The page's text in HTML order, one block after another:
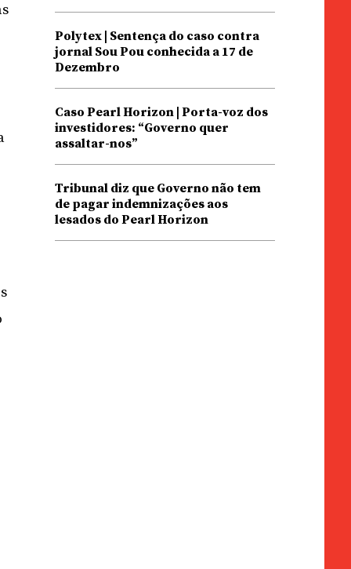
Polytex | Sentença do caso contra
jornal Sou Pou conhecida a 17 de
Dezembro
Caso Pearl Horizon | Porta-voz dos
investidores: “Governo quer
assaltar-nos”
Tribunal diz que Governo não tem
de pagar indemnizações aos
lesados do Pearl Horizon